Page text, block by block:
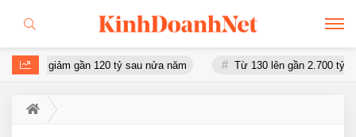
sản giảm gần 120 tỷ sau nửa năm Từ 130 lên gần 2.700 tỷ